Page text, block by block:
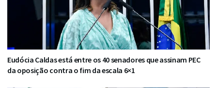
Eudócia Caldas está entre os 40 senadores que assinam PEC
da oposição contra o fim da escala 6×1